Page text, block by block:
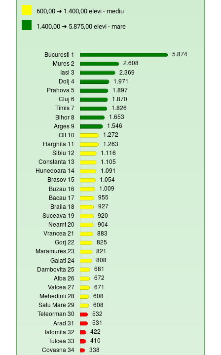
600,00 ➜ 1.400,00 elevi - mediu
1.400,00 ➜ 5.875,00 elevi - mare